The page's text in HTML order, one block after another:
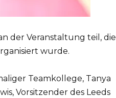
der Veranstaltung teil, die
wurde.
Teamkollege, Tanya
Vorsitzender des Leeds